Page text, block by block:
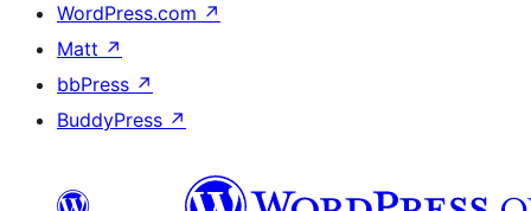
WordPress.com ↗
Matt ↗
bbPress ↗
BuddyPress ↗